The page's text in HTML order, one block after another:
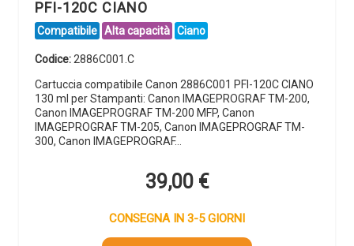
PFI-120C CIANO
Compatibile Alta capacità Ciano
Codice: 2886C001.C
Cartuccia compatibile Canon 2886C001 PFI-120C CIANO
130 ml per Stampanti: Canon IMAGEPROGRAF TM-200,
Canon IMAGEPROGRAF TM-200 MFP, Canon
IMAGEPROGRAF TM-205, Canon IMAGEPROGRAF TM-
300, Canon IMAGEPROGRAF…
39,00 €
CONSEGNA IN 3-5 GIORNI